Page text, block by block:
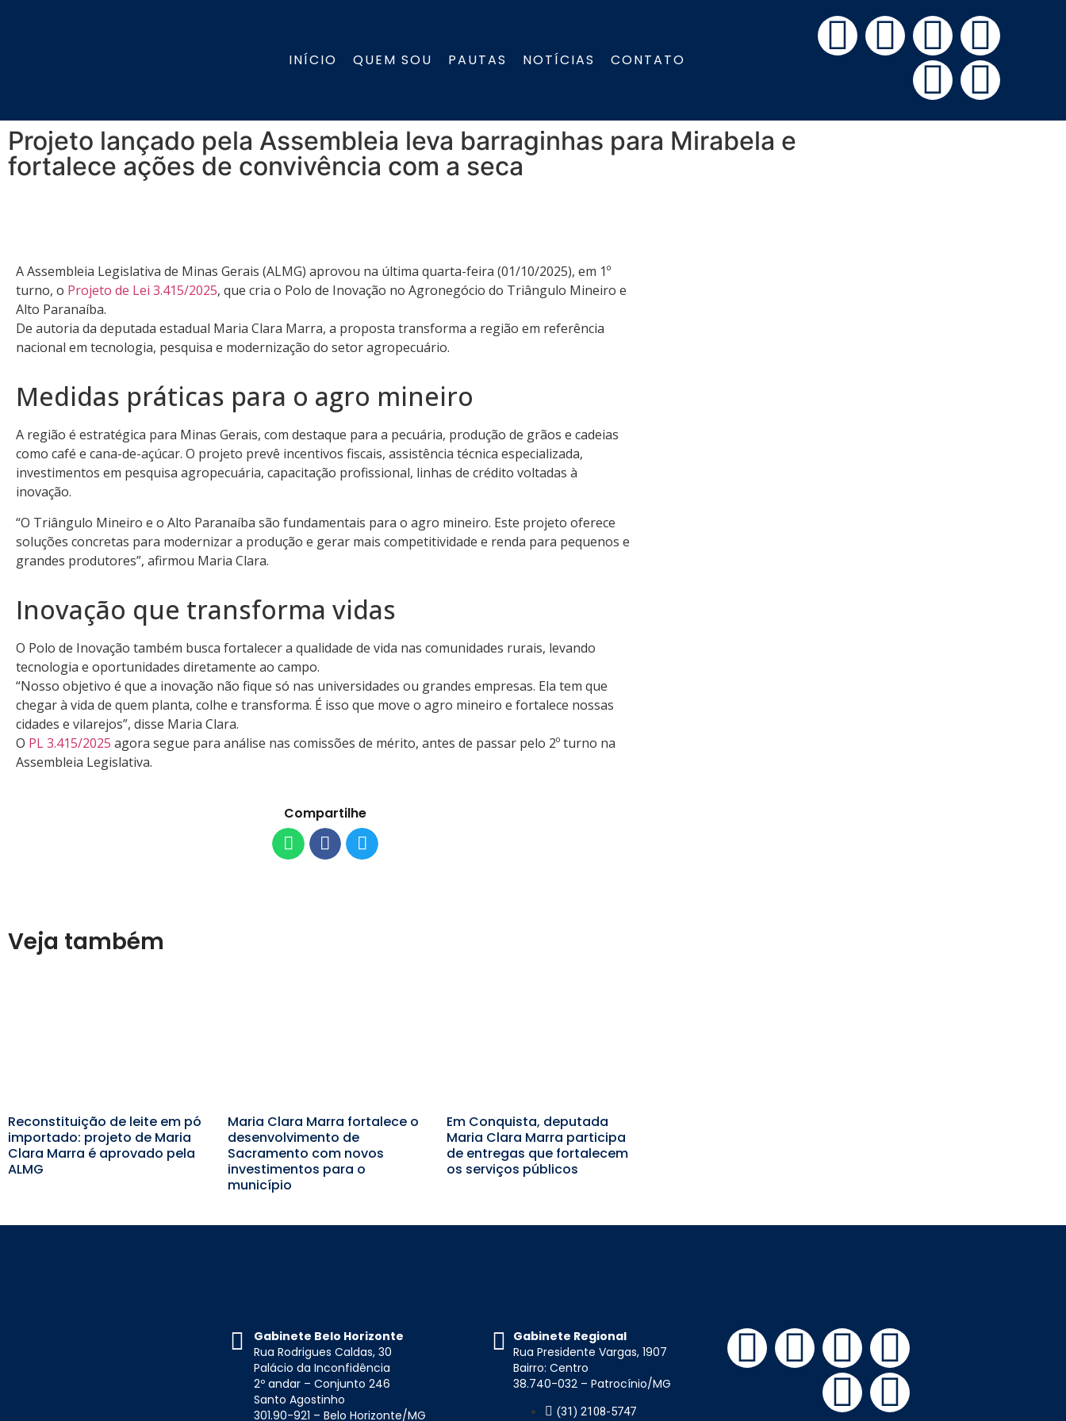
INÍCIO QUEM SOU PAUTAS NOTÍCIAS CONTATO
Projeto lançado pela Assembleia leva barraginhas para Mirabela e
fortalece ações de convivência com a seca
A Assembleia Legislativa de Minas Gerais (ALMG) aprovou na última quarta-feira (01/10/2025), em 1º
turno, o Projeto de Lei 3.415/2025, que cria o Polo de Inovação no Agronegócio do Triângulo Mineiro e
Alto Paranaíba.
De autoria da deputada estadual Maria Clara Marra, a proposta transforma a região em referência
nacional em tecnologia, pesquisa e modernização do setor agropecuário.
Medidas práticas para o agro mineiro
A região é estratégica para Minas Gerais, com destaque para a pecuária, produção de grãos e cadeias
como café e cana-de-açúcar. O projeto prevê incentivos fiscais, assistência técnica especializada,
investimentos em pesquisa agropecuária, capacitação profissional, linhas de crédito voltadas à
inovação.
“O Triângulo Mineiro e o Alto Paranaíba são fundamentais para o agro mineiro. Este projeto oferece
soluções concretas para modernizar a produção e gerar mais competitividade e renda para pequenos e
grandes produtores”, afirmou Maria Clara.
Inovação que transforma vidas
O Polo de Inovação também busca fortalecer a qualidade de vida nas comunidades rurais, levando
tecnologia e oportunidades diretamente ao campo.
“Nosso objetivo é que a inovação não fique só nas universidades ou grandes empresas. Ela tem que
chegar à vida de quem planta, colhe e transforma. É isso que move o agro mineiro e fortalece nossas
cidades e vilarejos”, disse Maria Clara.
O PL 3.415/2025 agora segue para análise nas comissões de mérito, antes de passar pelo 2º turno na
Assembleia Legislativa.
Compartilhe
Veja também
Reconstituição de leite em pó
importado: projeto de Maria
Clara Marra é aprovado pela
ALMG
Maria Clara Marra fortalece o
desenvolvimento de
Sacramento com novos
investimentos para o
município
Em Conquista, deputada
Maria Clara Marra participa
de entregas que fortalecem
os serviços públicos
Gabinete Belo Horizonte
Rua Rodrigues Caldas, 30
Palácio da Inconfidência
2º andar – Conjunto 246
Santo Agostinho
301.90-921 – Belo Horizonte/MG
Gabinete Regional
Rua Presidente Vargas, 1907
Bairro: Centro
38.740-032 – Patrocínio/MG
(31) 2108-5747